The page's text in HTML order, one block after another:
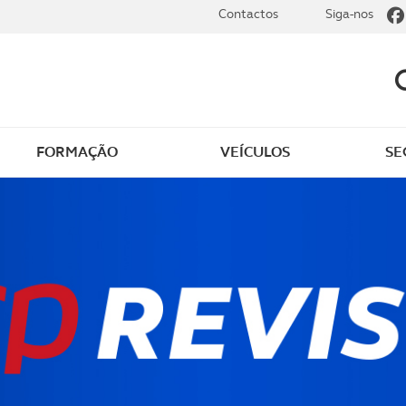
FORMAÇÃO VEÍCULOS
Contactos Siga-nos